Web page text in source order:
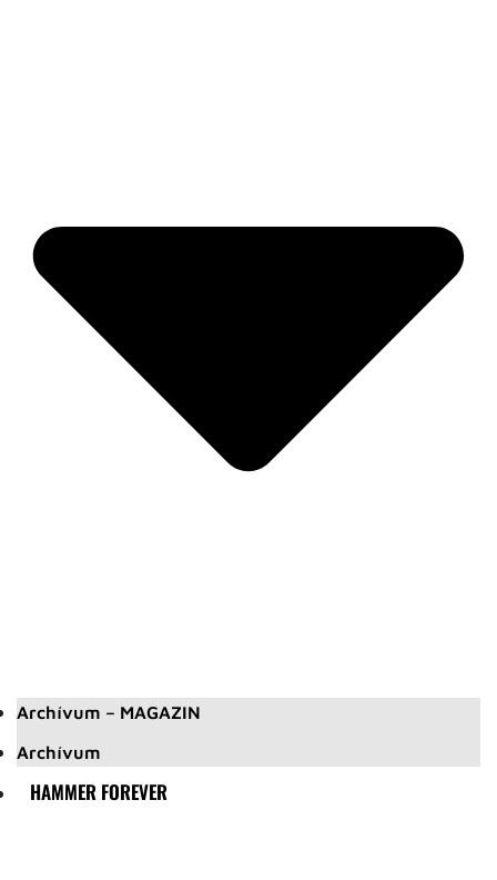
Archívum – MAGAZIN
Archívum
HAMMER FOREVER